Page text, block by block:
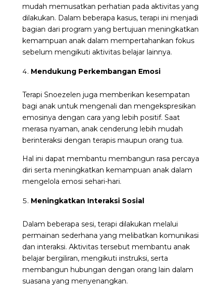
mudah memusatkan perhatian pada aktivitas yang
dilakukan. Dalam beberapa kasus, terapi ini menjadi
bagian dari program yang bertujuan meningkatkan
kemampuan anak dalam mempertahankan fokus
sebelum mengikuti aktivitas belajar lainnya.
Mendukung Perkembangan Emosi
Terapi Snoezelen juga memberikan kesempatan
bagi anak untuk mengenali dan mengekspresikan
emosinya dengan cara yang lebih positif. Saat
merasa nyaman, anak cenderung lebih mudah
berinteraksi dengan terapis maupun orang tua.
Hal ini dapat membantu membangun rasa percaya
diri serta meningkatkan kemampuan anak dalam
mengelola emosi sehari-hari.
Meningkatkan Interaksi Sosial
Dalam beberapa sesi, terapi dilakukan melalui
permainan sederhana yang melibatkan komunikasi
dan interaksi. Aktivitas tersebut membantu anak
belajar bergiliran, mengikuti instruksi, serta
membangun hubungan dengan orang lain dalam
suasana yang menyenangkan.